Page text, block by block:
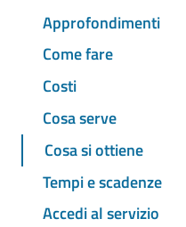
Approfondimenti
Come fare
Costi
Cosa serve
Cosa si ottiene
Tempi e scadenze
Accedi al servizio